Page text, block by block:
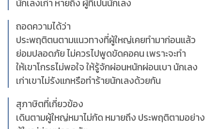
นักเลงเก่า หายถึง ผู้ที่เป็นนักเลง
ถอดความได้ว่า
ประพฤติตนตามแนวทางที่ผู้ใหญ่เคยทำมาก่อนแล้ว
ย่อมปลอดภัย ไม่ควรไปพูดขัดคอคน เพราะจะทำ
ให้เขาโกรธไม่พอใจ ให้รู้จักผ่อนหนักผ่อนเบา นักเลง
เก่าเขาไม่รังแกหรือทำร้ายนักเลงด้วยกัน
สุภาษิตที่เกี่ยวข้อง
เดินตามผู้ใหญ่หมาไม่กัด หมายถึง ประพฤติตามอย่าง